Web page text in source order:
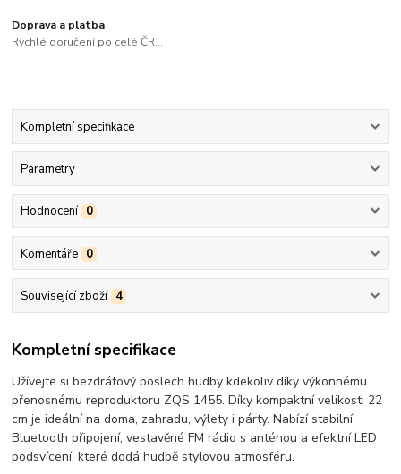
Doprava a platba
Rychlé doručení po celé ČR...
Kompletní specifikace
Parametry
Hodnocení 0
Komentáře 0
Související zboží 4
Kompletní specifikace
Užívejte si bezdrátový poslech hudby kdekoliv díky výkonnému
přenosnému reproduktoru ZQS 1455. Díky kompaktní velikosti 22
cm je ideální na doma, zahradu, výlety i párty. Nabízí stabilní
Bluetooth připojení, vestavěné FM rádio s anténou a efektní LED
podsvícení, které dodá hudbě stylovou atmosféru.